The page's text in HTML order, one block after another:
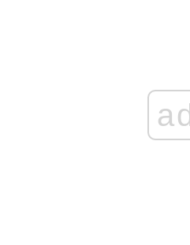
ad